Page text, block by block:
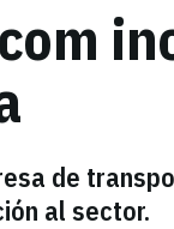
de
al sector.